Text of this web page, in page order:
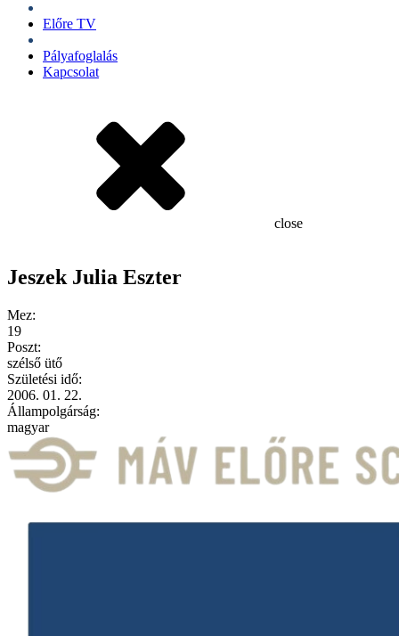
Előre TV
Pályafoglalás
Kapcsolat
close
Jeszek Julia Eszter
Mez:
19
Poszt:
szélső ütő
Születési idő:
2006. 01. 22.
Állampolgárság:
magyar